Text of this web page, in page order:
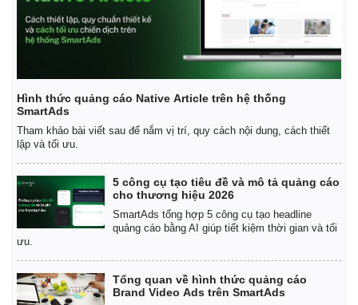
Hình thức quảng cáo Native Article trên hệ thống
SmartAds
Tham khảo bài viết sau để nắm vị trí, quy cách nội dung, cách thiết
lập và tối ưu.
5 công cụ tạo tiêu đề và mô tả quảng cáo
cho thương hiệu 2026
SmartAds tổng hợp 5 công cụ tạo headline
quảng cáo bằng AI giúp tiết kiệm thời gian và tối
ưu.
Tổng quan về hình thức quảng cáo
Brand Video Ads trên SmartAds